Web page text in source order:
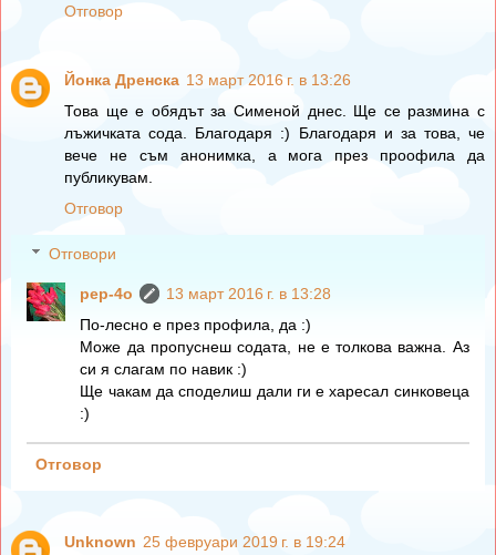
Отговор
Йонка Дренска 13 март 2016 г. в 13:26
Това ще е обядът за Сименой днес. Ще се размина с
лъжичката сода. Благодаря :) Благодаря и за това, че
вече не съм анонимка, а мога през проофила да
публикувам.
Отговор
Отговори
pep-4o
13 март 2016 г. в 13:28
По-лесно е през профила, да :)
Може да пропуснеш содата, не е толкова важна. Аз
си я слагам по навик :)
Ще чакам да споделиш дали ги е харесал синковеца
:)
Отговор
Unknown 25 февруари 2019 г. в 19:24